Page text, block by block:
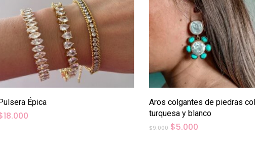
Añadir Al Carrito
Pulsera Épica
18.000
Añadir Al Carrito
Aros colgantes de piedras
turquesa y blanco
$9.000 El
$5.000